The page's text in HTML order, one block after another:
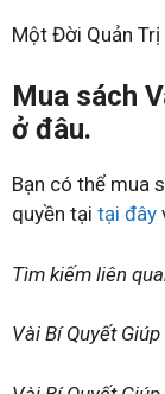
Một Đời Quản Trị
Mua sách
ở đâu.
Bạn có thể mua
quyền tại tại đây
Tìm kiếm liên
Vài Bí Quyết